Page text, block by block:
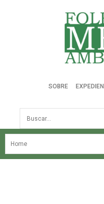
Folha
SOBRE
Busca
NOSSA HISTÓRIA